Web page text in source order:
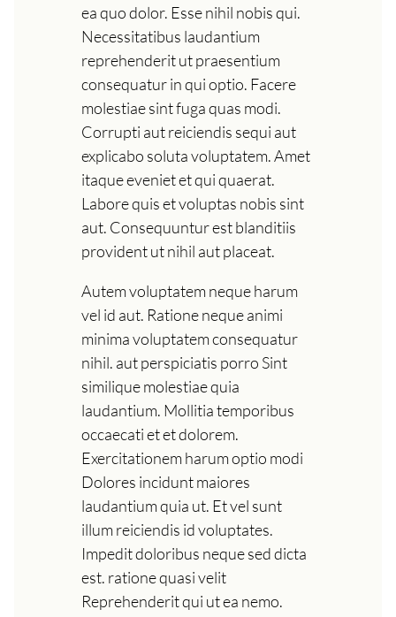
ea quo dolor. Esse nihil nobis qui.
Necessitatibus laudantium
reprehenderit ut praesentium
consequatur in qui optio. Facere
molestiae sint fuga quas modi.
Corrupti aut reiciendis sequi aut
explicabo soluta voluptatem. Amet
itaque eveniet et qui quaerat.
Labore quis et voluptas nobis sint
aut. Consequuntur est blanditiis
provident ut nihil aut placeat.
Autem voluptatem neque harum
vel id aut. Ratione neque animi
minima voluptatem consequatur
nihil. aut perspiciatis porro Sint
similique molestiae quia
laudantium. Mollitia temporibus
occaecati et et dolorem.
Exercitationem harum optio modi
Dolores incidunt maiores
laudantium quia ut. Et vel sunt
illum reiciendis id voluptates.
Impedit doloribus neque sed dicta
est. ratione quasi velit
Reprehenderit qui ut ea nemo.